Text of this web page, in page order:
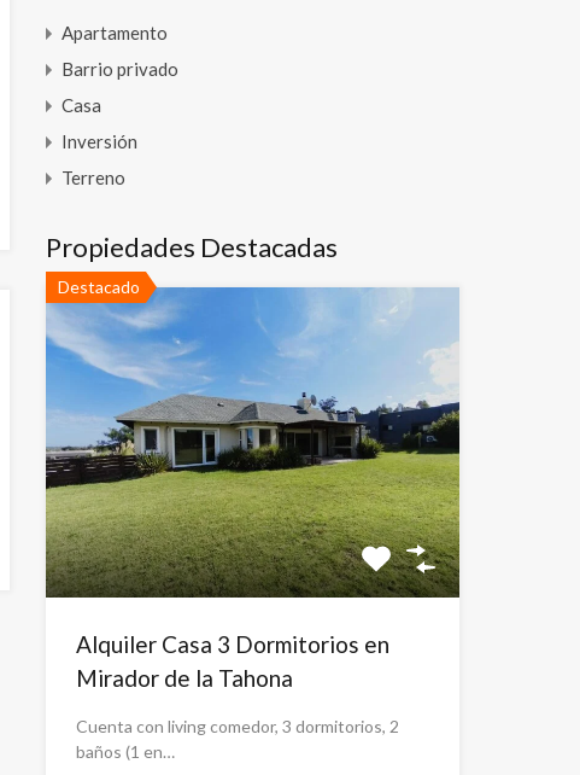
Apartamento
Barrio privado
Casa
Inversión
Terreno
Propiedades Destacadas
Destacado
Alquiler Casa 3 Dormitorios en
Mirador de la Tahona
Cuenta con living comedor, 3 dormitorios, 2
baños (1 en…